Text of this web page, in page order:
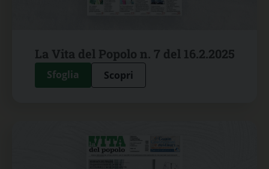
La Vita del Popolo n. 7 del 16.2.2025
Sfoglia Scopri